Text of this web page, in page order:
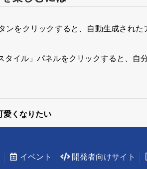
ンをクリックすると、自動生成され
イル」パネルをクリックすると、自
愛くなりたい
イベント 開発者向けサイト